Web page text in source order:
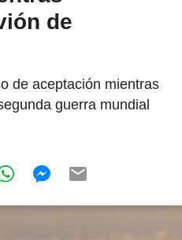
de
de aceptación mientras
guerra mundial